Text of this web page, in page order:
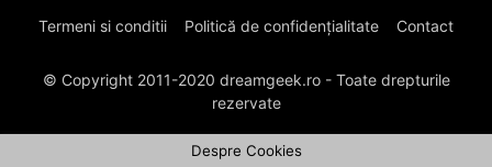
Termeni si conditii Politică de confidențialitate Contact
© Copyright 2011-2020 dreamgeek.ro - Toate drepturile
rezervate
Despre Cookies